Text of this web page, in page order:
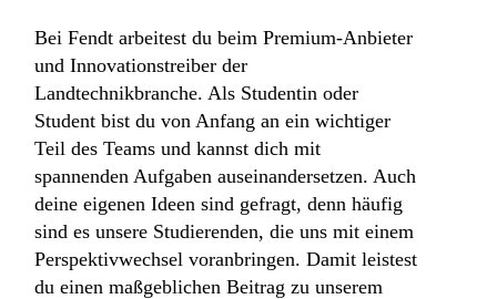
Bei Fendt arbeitest du beim Premium-Anbieter
und Innovationstreiber der
Landtechnikbranche. Als Studentin oder
Student bist du von Anfang an ein wichtiger
Teil des Teams und kannst dich mit
spannenden Aufgaben auseinandersetzen. Auch
deine eigenen Ideen sind gefragt, denn häufig
sind es unsere Studierenden, die uns mit einem
Perspektivwechsel voranbringen. Damit leistest
du einen maßgeblichen Beitrag zu unserem